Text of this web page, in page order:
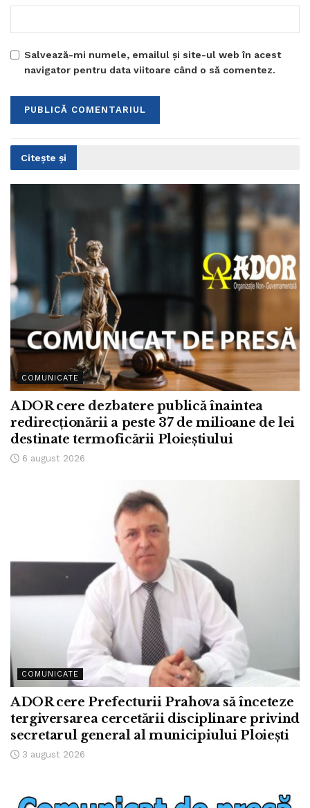
Salvează-mi numele, emailul și site-ul web în acest
navigator pentru data viitoare când o să comentez.
Citește și
COMUNICATE
ADOR cere dezbatere publică înaintea
redirecționării a peste 37 de milioane de lei
destinate termoficării Ploieștiului
6 august 2026
COMUNICATE
ADOR cere Prefecturii Prahova să înceteze
tergiversarea cercetării disciplinare privind
secretarul general al municipiului Ploiești
3 august 2026